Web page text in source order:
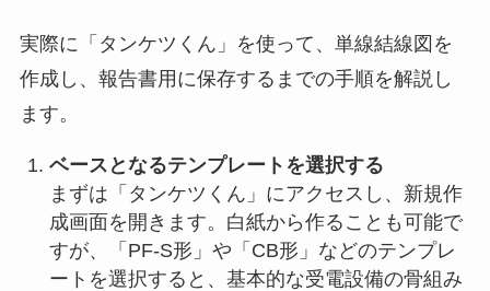
実際に「タンケツくん」を使って、単線結線図を
作成し、報告書用に保存するまでの手順を解説し
ます。
ベースとなるテンプレートを選択する
まずは「タンケツくん」にアクセスし、新規作
成画面を開きます。白紙から作ることも可能で
すが、「PF-S形」や「CB形」などのテンプレ
ートを選択すると、基本的な受電設備の骨組み